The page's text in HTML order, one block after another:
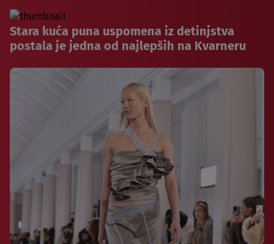
Stara kuća puna uspomena iz detinjstva
postala je jedna od najlepših na Kvarneru